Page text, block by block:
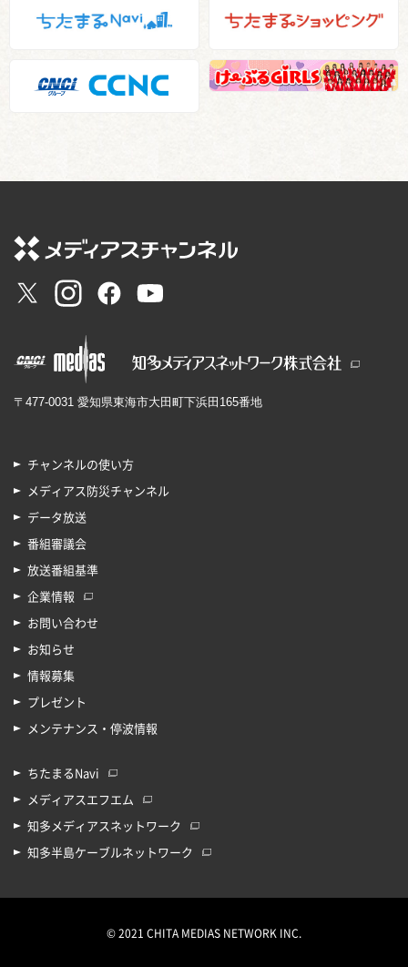
〒477-0031 愛知県東海市大田町下浜田165番地
チャンネルの使い方
メディアス防災チャンネル
データ放送
番組審議会
放送番組基準
企業情報
お問い合わせ
お知らせ
情報募集
プレゼント
メンテナンス・停波情報
ちたまるNavi
メディアスエフエム
知多メディアスネットワーク
知多半島ケーブルネットワーク
© 2021 CHITA MEDIAS NETWORK INC.